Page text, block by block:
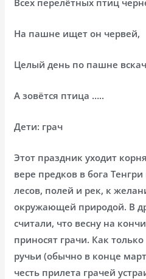
На пашне ищет он червей,
Целый день по пашне
А зовётся птица …..
Дети: грач
Этот праздник уходит
вере предков в бога
лесов, полей и рек, к
окружающей природой. В
считали, что весну на
приносят грачи. Как
ручьи (обычно в конце
честь прилета грачей